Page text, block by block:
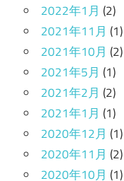
2022年1月 (2)
2021年11月 (1)
2021年10月 (2)
2021年5月 (1)
2021年2月 (2)
2021年1月 (1)
2020年12月 (1)
2020年11月 (2)
2020年10月 (1)